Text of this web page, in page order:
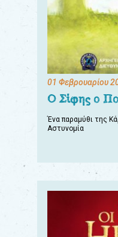
01 Φεβρουαρίου
Ο Σίφης ο
Ένα παραμύθι της
Αστυνομία